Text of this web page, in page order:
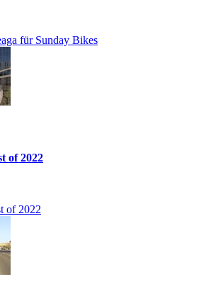
für Sunday Bikes
of 2022
of 2022